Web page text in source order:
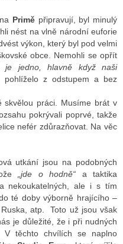
Primě připravují, byl minulý
nést na vlně národní euforie
výkon, který byl pod velmi
obce. Nemohli se opřít
je jedno, hlavně když naši
z odstupem a bez
skvělou práci. Musíme brát v
pokrývali poprvé, takže
nefér zdůrazňovat. Na věc
utkání jsou na podobných
„jde o hodně“ a taktika
nekoukatelných, ale i s tím
té doby výborně hrajícího –
atp. Toto už jsou však
je důležité, že i při nudných
V těchto chvílích se naplno